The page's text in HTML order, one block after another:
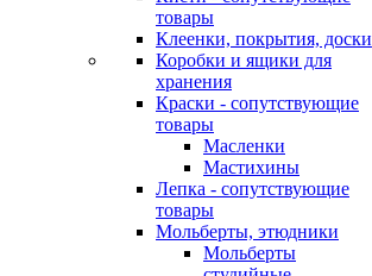
товары
Клеенки, покрытия, доски
Коробки и ящики для
хранения
Краски - сопутствующие
товары
Масленки
Мастихины
Лепка - сопутствующие
товары
Мольберты, этюдники
Мольберты